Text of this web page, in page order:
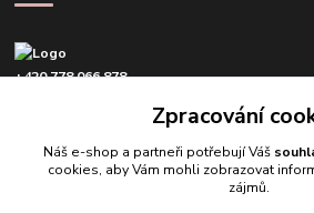
+420 778 066 878
Zpracování
Náš e-shop a partneři potřebují Váš
cookies, aby Vám mohli zobrazovat
zájmů.